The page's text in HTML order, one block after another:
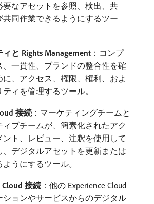
要なアセットを参照、検出、共
共同作業できるようにするツー
と Rights Management ：コンプ
、一貫性、ブランドの整合性を確
に、アクセス、権限、権利、およ
ィを管理するツール。
接続 ：マーケティングチームと
ィブチームが、簡素化されたアク
ント、レビュー、注釈を使用して
、デジタルアセットを更新または
うにするツール。
Cloud 接続 ：他の Experience Cloud
ションやサービスからのデジタル